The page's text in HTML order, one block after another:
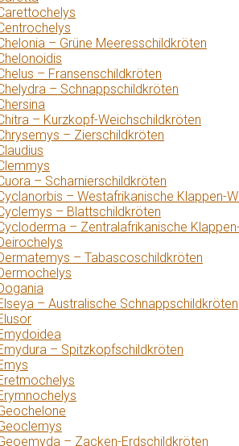
– Grüne Meeresschildkröten
– Fransenschildkröten
– Schnappschildkröten
– Kurzkopf-Weichschildkröten
– Zierschildkröten
– Scharnierschildkröten
– Westafrikanische Klappen-
– Blattschildkröten
– Zentralafrikanische
– Tabascoschildkröten
– Australische Schnappschildkröten
– Spitzkopfschildkröten
– Zacken-Erdschildkröten